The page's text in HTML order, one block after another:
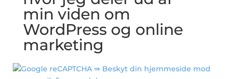
min viden om
WordPress og online
marketing